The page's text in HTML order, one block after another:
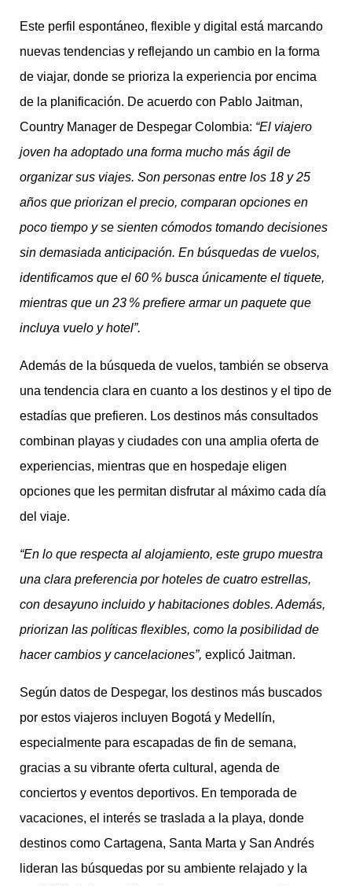
Este perfil espontáneo, flexible y digital está marcando
nuevas tendencias y reflejando un cambio en la forma
de viajar, donde se prioriza la experiencia por encima
de la planificación. De acuerdo con Pablo Jaitman,
Country Manager de Despegar Colombia: “El viajero
joven ha adoptado una forma mucho más ágil de
organizar sus viajes. Son personas entre los 18 y 25
años que priorizan el precio, comparan opciones en
poco tiempo y se sienten cómodos tomando decisiones
sin demasiada anticipación. En búsquedas de vuelos,
identificamos que el 60 % busca únicamente el tiquete,
mientras que un 23 % prefiere armar un paquete que
incluya vuelo y hotel”.
Además de la búsqueda de vuelos, también se observa
una tendencia clara en cuanto a los destinos y el tipo de
estadías que prefieren. Los destinos más consultados
combinan playas y ciudades con una amplia oferta de
experiencias, mientras que en hospedaje eligen
opciones que les permitan disfrutar al máximo cada día
del viaje.
“En lo que respecta al alojamiento, este grupo muestra
una clara preferencia por hoteles de cuatro estrellas,
con desayuno incluido y habitaciones dobles. Además,
priorizan las políticas flexibles, como la posibilidad de
hacer cambios y cancelaciones”, explicó Jaitman.
Según datos de Despegar, los destinos más buscados
por estos viajeros incluyen Bogotá y Medellín,
especialmente para escapadas de fin de semana,
gracias a su vibrante oferta cultural, agenda de
conciertos y eventos deportivos. En temporada de
vacaciones, el interés se traslada a la playa, donde
destinos como Cartagena, Santa Marta y San Andrés
lideran las búsquedas por su ambiente relajado y la